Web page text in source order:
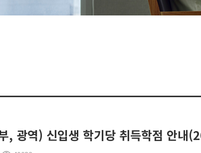
, 광역) 신입생 학기당 취득학점 안내